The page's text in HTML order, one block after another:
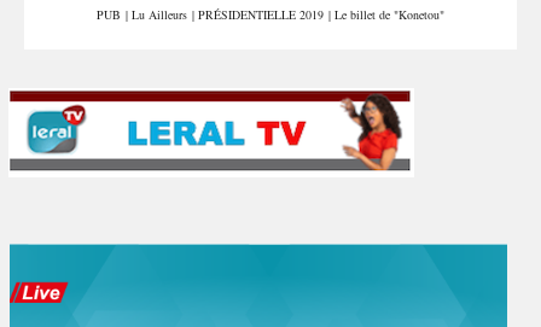
PUB | Lu Ailleurs | PRÉSIDENTIELLE 2019 | Le billet de "Konetou"